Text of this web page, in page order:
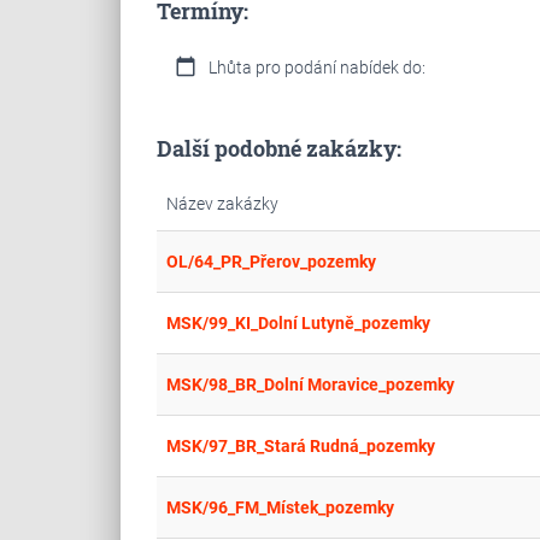
Termíny:
calendar_today Lhůta pro podání nabídek do:
Další podobné zakázky:
Název zakázky
OL/64_PR_Přerov_pozemky
MSK/99_KI_Dolní Lutyně_pozemky
MSK/98_BR_Dolní Moravice_pozemky
MSK/97_BR_Stará Rudná_pozemky
MSK/96_FM_Místek_pozemky